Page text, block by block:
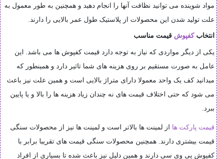
مواد شوینده می توانید نظافت آنها را انجام دهید و همچنین به طور معمول به
علت تولید شدن این محصولات از پلاستیک طول عمر بالایی را دارند
انتخابکفپوش قیمت مناسب
یکی از دیگر مواردی که نیاز به توجه دارد قیمت کفپوش ها می باشد. این
عامل به صورت مستقیم بر روی هزینه های شما تاثیر دارد و همینطور که
میدانید کف یک واحد معمولا دارای متراژ بالایی است و همین علت نیز باعث
می شود که حتی اختلاف قیمت های نه چندان زیاد هزینه ها را بالا و یا پایین
ببرد
قیمت پارکت ها از لمینت ها بالاتر است و لمینت ها نیز از محصولات سنگی
قیمت بیشتری دارند. همچنین محصولات سنگی قیمت های تقریبا برابر با
کفپوش پی وی سی دارند و همین دلیل نیز باعث شده تا بسیاری از افراد